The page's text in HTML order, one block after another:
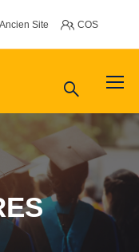
Ancien Site COS